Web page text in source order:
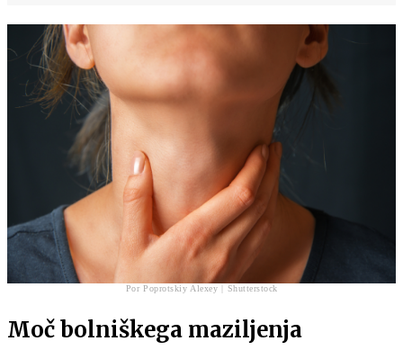
Por Poprotskiy Alexey | Shutterstock
Moč bolniškega maziljenja